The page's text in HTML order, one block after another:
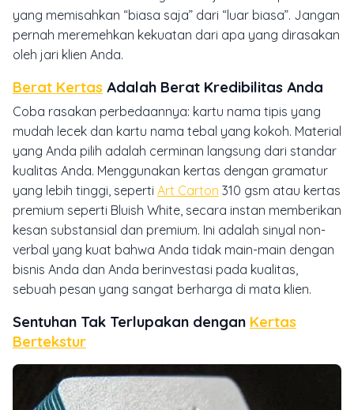
yang memisahkan “biasa saja” dari “luar biasa”. Jangan
pernah meremehkan kekuatan dari apa yang dirasakan
oleh jari klien Anda.
Berat Kertas Adalah Berat Kredibilitas Anda
Coba rasakan perbedaannya: kartu nama tipis yang
mudah lecek dan kartu nama tebal yang kokoh. Material
yang Anda pilih adalah cerminan langsung dari standar
kualitas Anda. Menggunakan kertas dengan gramatur
yang lebih tinggi, seperti Art Carton 310 gsm atau kertas
premium seperti Bluish White, secara instan memberikan
kesan substansial dan premium. Ini adalah sinyal non-
verbal yang kuat bahwa Anda tidak main-main dengan
bisnis Anda dan Anda berinvestasi pada kualitas,
sebuah pesan yang sangat berharga di mata klien.
Sentuhan Tak Terlupakan dengan Kertas
Bertekstur